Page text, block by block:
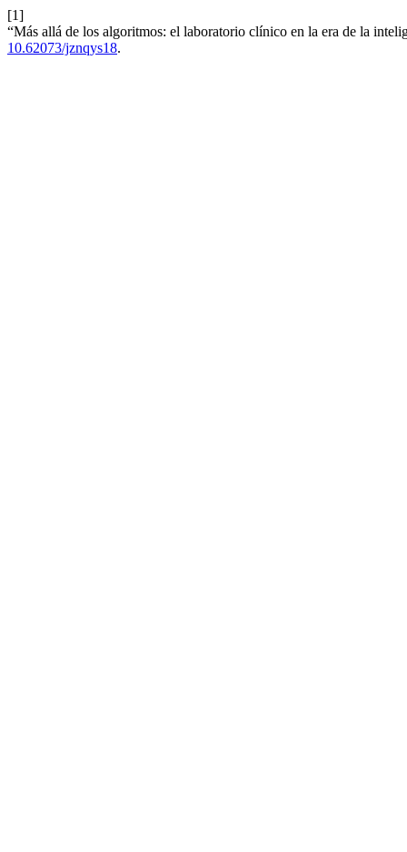
[1]
“Más allá de los algoritmos: el laboratorio clínico en la era de la
10.62073/jznqys18.